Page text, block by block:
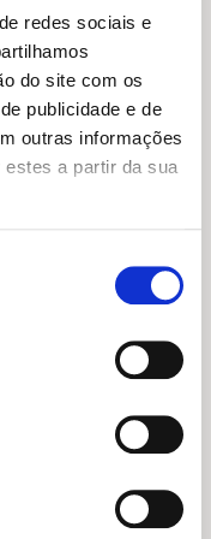
redes sociais e
do site com os
publicidade e de
outras informações
a partir da sua
14,39€O
preço
era:
14,39 €.
12,95
preço
é:
12,95 €.
Semeão NÃO Tem
Marcy Campbell